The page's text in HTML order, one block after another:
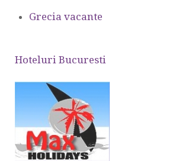
Grecia vacante
Hoteluri Bucuresti